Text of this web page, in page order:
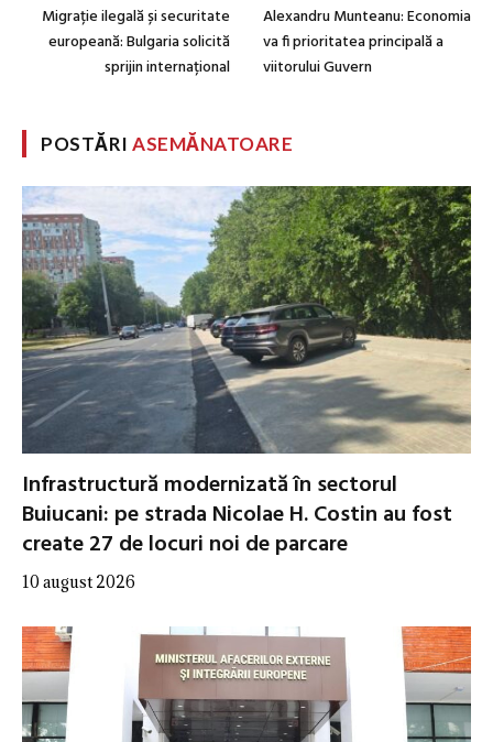
Migrație ilegală și securitate
europeană: Bulgaria solicită
sprijin internațional
Alexandru Munteanu: Economia
va fi prioritatea principală a
viitorului Guvern
POSTĂRIASEMĂNATOARE
Infrastructură modernizată în sectorul
Buiucani: pe strada Nicolae H. Costin au fost
create 27 de locuri noi de parcare
10 august 2026